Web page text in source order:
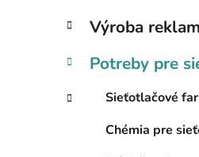
B
č
ý
Preskočiť
kategórie
K
a
e
ó
Výroba
Potreby pre
Sieťotlačové
Chémia pre